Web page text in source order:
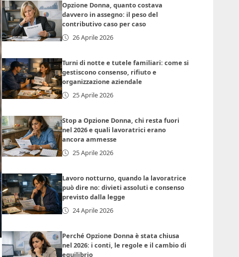
Opzione Donna, quanto costava
davvero in assegno: il peso del
contributivo caso per caso
26 Aprile 2026
Turni di notte e tutele familiari: come si
gestiscono consenso, rifiuto e
organizzazione aziendale
25 Aprile 2026
Stop a Opzione Donna, chi resta fuori
nel 2026 e quali lavoratrici erano
ancora ammesse
25 Aprile 2026
Lavoro notturno, quando la lavoratrice
può dire no: divieti assoluti e consenso
previsto dalla legge
24 Aprile 2026
Perché Opzione Donna è stata chiusa
nel 2026: i conti, le regole e il cambio di
equilibrio